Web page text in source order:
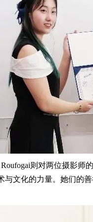
则对两位摄影师
与文化的力量。她们的